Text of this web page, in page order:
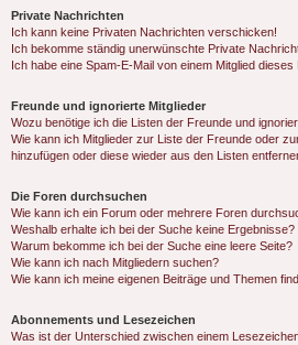
Private Nachrichten
Ich kann keine Privaten Nachrichten verschicken!
Ich bekomme ständig unerwünschte Private
Ich habe eine Spam-E-Mail von einem Mitglied
Freunde und ignorierte Mitglieder
Wozu benötige ich die Listen der Freunde und
Wie kann ich Mitglieder zur Liste der Freunde oder
hinzufügen oder diese wieder aus den Listen
Die Foren durchsuchen
Wie kann ich ein Forum oder mehrere Foren
Weshalb erhalte ich bei der Suche keine Ergebnisse?
Warum bekomme ich bei der Suche eine leere Seite?
Wie kann ich nach Mitgliedern suchen?
Wie kann ich meine eigenen Beiträge und Themen
Abonnements und Lesezeichen
Was ist der Unterschied zwischen einem